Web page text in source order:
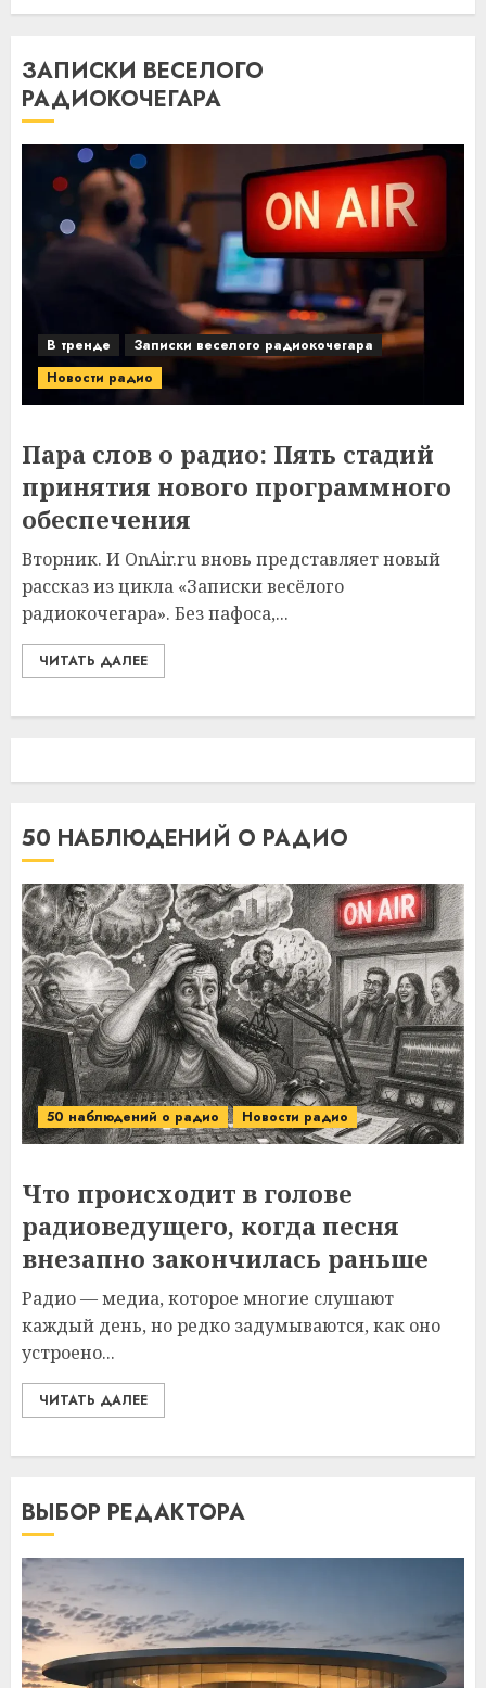
ЗАПИСКИ ВЕСЕЛОГО
РАДИОКОЧЕГАРА
В тренде
Записки веселого радиокочегара
Новости радио
Пара слов о радио: Пять стадий
принятия нового программного
обеспечения
Вторник. И OnAir.ru вновь представляет новый
рассказ из цикла «Записки весёлого
радиокочегара». Без пафоса,...
ЧИТАТЬ ДАЛЕЕ
50 НАБЛЮДЕНИЙ О РАДИО
50 наблюдений о радио Новости радио
Что происходит в голове
радиоведущего, когда песня
внезапно закончилась раньше
Радио — медиа, которое многие слушают
каждый день, но редко задумываются, как оно
устроено...
ЧИТАТЬ ДАЛЕЕ
ВЫБОР РЕДАКТОРА